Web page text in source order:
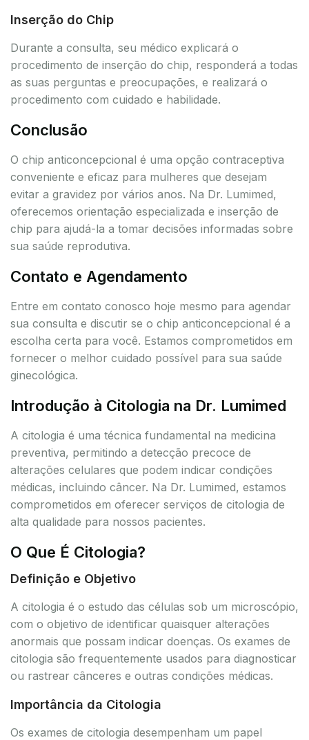
Inserção do Chip
Durante a consulta, seu médico explicará o
procedimento de inserção do chip, responderá a todas
as suas perguntas e preocupações, e realizará o
procedimento com cuidado e habilidade.
Conclusão
O chip anticoncepcional é uma opção contraceptiva
conveniente e eficaz para mulheres que desejam
evitar a gravidez por vários anos. Na Dr. Lumimed,
oferecemos orientação especializada e inserção de
chip para ajudá-la a tomar decisões informadas sobre
sua saúde reprodutiva.
Contato e Agendamento
Entre em contato conosco hoje mesmo para agendar
sua consulta e discutir se o chip anticoncepcional é a
escolha certa para você. Estamos comprometidos em
fornecer o melhor cuidado possível para sua saúde
ginecológica.
Introdução à Citologia na Dr. Lumimed
A citologia é uma técnica fundamental na medicina
preventiva, permitindo a detecção precoce de
alterações celulares que podem indicar condições
médicas, incluindo câncer. Na Dr. Lumimed, estamos
comprometidos em oferecer serviços de citologia de
alta qualidade para nossos pacientes.
O Que É Citologia?
Definição e Objetivo
A citologia é o estudo das células sob um microscópio,
com o objetivo de identificar quaisquer alterações
anormais que possam indicar doenças. Os exames de
citologia são frequentemente usados para diagnosticar
ou rastrear cânceres e outras condições médicas.
Importância da Citologia
Os exames de citologia desempenham um papel